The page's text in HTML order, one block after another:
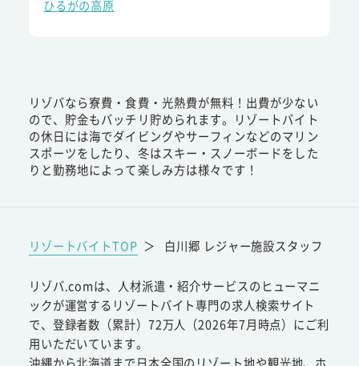
ひるがの高原
リゾバなら寮費・食費・光熱費が無料！出費が少ない
ので、貯金もバッチリ貯められます。リゾートバイト
の休日には海でダイビングやサーフィンなどのマリン
スポーツをしたり、冬はスキー・スノーボードをした
りと勤務地によって楽しみ方は様々です！
リゾートバイトTOP ＞ 白川郷 レジャー施設スタッフ
リゾバ.comは、人材派遣・紹介サービスのヒューマニ
ックが運営するリゾートバイト専門の求人検索サイト
で、登録者数（累計）72万人（2026年7月時点）にご利
用いただいています。
沖縄から北海道まで日本全国のリゾート地や観光地、ホ